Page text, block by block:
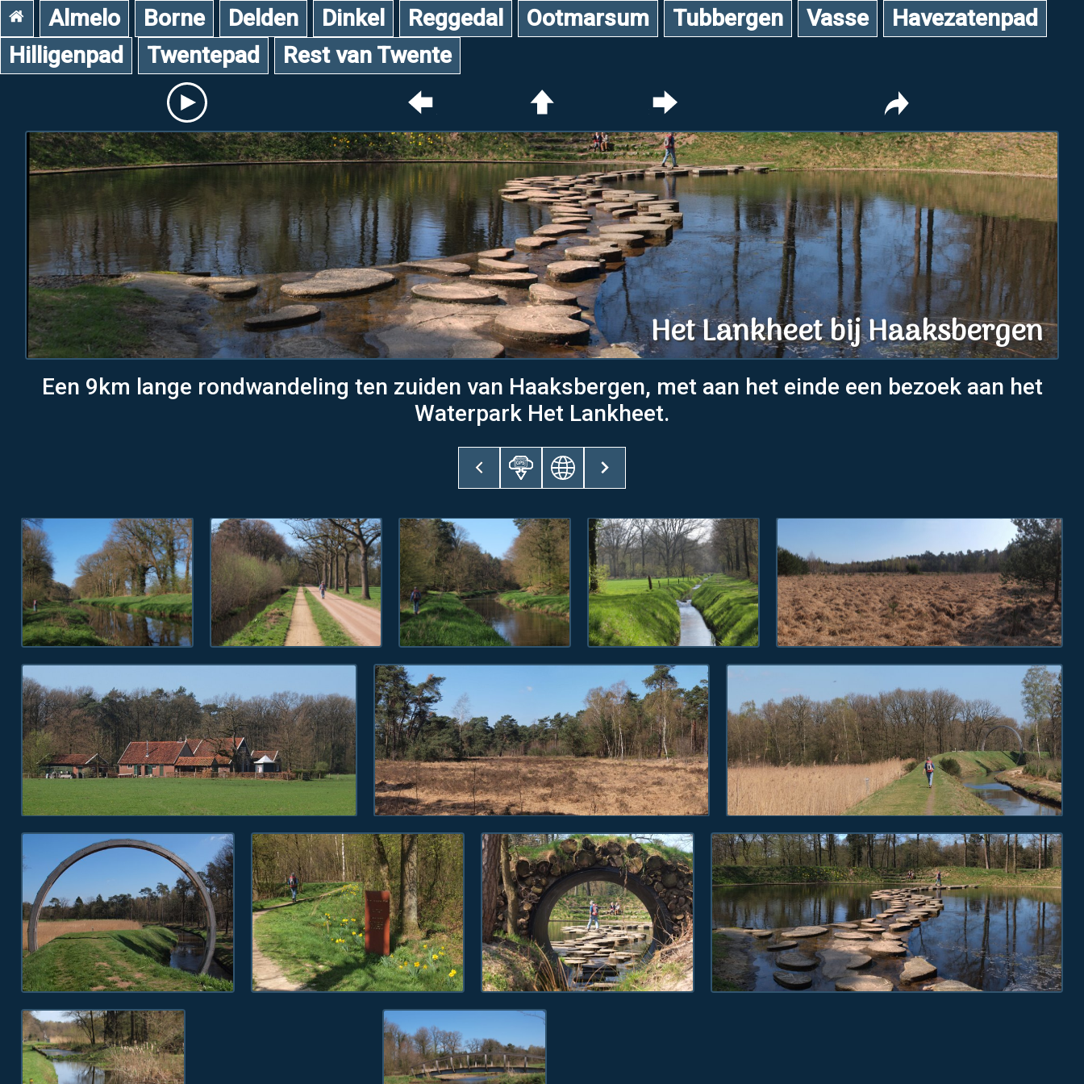
Almelo Borne Delden Dinkel Reggedal Ootmarsum Tubbergen Vasse
Havezatenpad
Hilligenpad
Twentepad Rest van Twente
Het Lankheet bij Haaksbergen
Een 9km lange rondwandeling ten zuiden van Haaksbergen, met aan het einde een bezoek aan het
Waterpark Het Lankheet.